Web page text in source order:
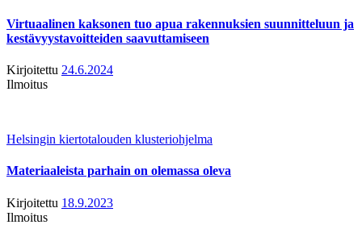
Virtuaalinen kaksonen tuo apua rakennuksien suunnitteluun ja
kestävyystavoitteiden saavuttamiseen
Kirjoitettu 24.6.2024
Ilmoitus
Helsingin kiertotalouden klusteriohjelma
Materiaaleista parhain on olemassa oleva
Kirjoitettu 18.9.2023
Ilmoitus